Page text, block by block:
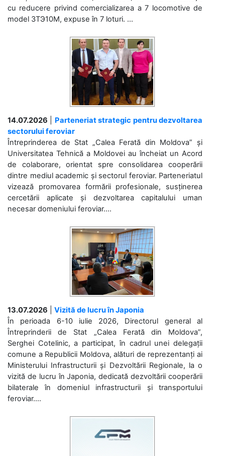
cu reducere privind comercializarea a 7 locomotive de
model 3ТЭ10М, expuse în 7 loturi. ...
14.07.2026
Parteneriat strategic pentru dezvoltarea
sectorului feroviar
Întreprinderea de Stat „Calea Ferată din Moldova” și
Universitatea Tehnică a Moldovei au încheiat un Acord
de colaborare, orientat spre consolidarea cooperării
dintre mediul academic și sectorul feroviar. Parteneriatul
vizează promovarea formării profesionale, susținerea
cercetării aplicate și dezvoltarea capitalului uman
necesar domeniului feroviar....
13.07.2026
Vizită de lucru în Japonia
În perioada 6-10 iulie 2026, Directorul general al
Întreprinderii de Stat „Calea Ferată din Moldova”,
Serghei Cotelinic, a participat, în cadrul unei delegații
comune a Republicii Moldova, alături de reprezentanți ai
Ministerului Infrastructurii și Dezvoltării Regionale, la o
vizită de lucru în Japonia, dedicată dezvoltării cooperării
bilaterale în domeniul infrastructurii și transportului
feroviar....